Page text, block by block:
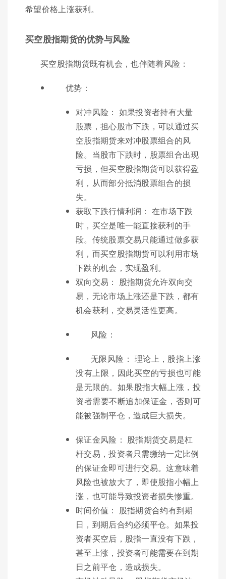
希望价格上涨获利。
买空股指期货的优势与风险
买空股指期货既有机会，也伴随着风险：
优势：
对冲风险： 如果投资者持有大量
股票，担心股市下跌，可以通过买
空股指期货来对冲股票组合的风
险。当股市下跌时，股票组合出现
亏损，但买空股指期货可以获得盈
利，从而部分抵消股票组合的损
失。
获取下跌行情利润： 在市场下跌
时，买空是唯一能直接获利的手
段。传统股票交易只能通过做多获
利，而买空股指期货可以利用市场
下跌的机会，实现盈利。
双向交易： 股指期货允许双向交
易，无论市场上涨还是下跌，都有
机会获利，交易灵活性更高。
风险：
无限风险： 理论上，股指上涨
没有上限，因此买空的亏损也可能
是无限的。如果股指大幅上涨，投
资者需要不断追加保证金，否则可
能被强制平仓，造成巨大损失。
保证金风险： 股指期货交易是杠
杆交易，投资者只需缴纳一定比例
的保证金即可进行交易。这意味着
风险也被放大了，即使股指小幅上
涨，也可能导致投资者损失惨重。
时间价值： 股指期货合约有到期
日，到期后合约必须平仓。如果投
资者买空后，股指一直没有下跌，
甚至上涨，投资者可能需要在到期
日之前平仓，造成损失。